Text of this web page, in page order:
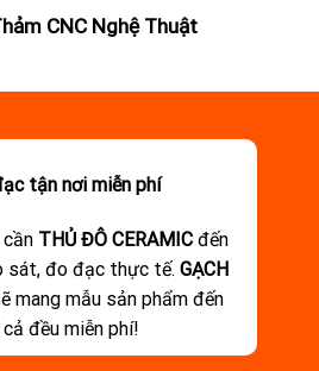
CNC Nghệ Thuật
tận nơi miễn phí
cần THỦ ĐÔ CERAMIC đến
sát, đo đạc thực tế. GẠCH
mang mẫu sản phẩm đến
đều miễn phí!